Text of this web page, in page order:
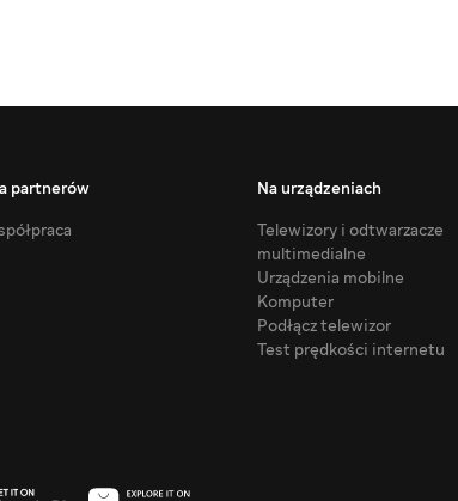
partnerów
Na urządzeniach
Telewizory i odtwarzacze
multimedialne
Urządzenia mobilne
Komputer
Podłącz telewizor
Test prędkości internetu